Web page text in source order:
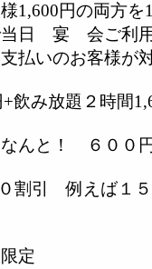
1,600円の両方を
日 宴 会ご利用
払いのお客様が
飲み放題２時間
００円=４
割引 例えば１
定